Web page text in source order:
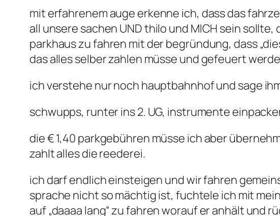
mit erfahrenem auge erkenne ich, dass das
all unsere sachen UND thilo und MICH sein
parkhaus zu fahren mit der begründung, dass
das alles selber zahlen müsse und gefeuert
ich verstehe nur noch hauptbahnhof und sage
schwupps, runter ins 2. UG, instrumente
die € 1,40 parkgebühren müsse ich aber
zahlt alles die reederei.
ich darf endlich einsteigen und wir fahren
sprache nicht so mächtig ist, fuchtele ich mit
auf „daaaa lang“ zu fahren worauf er anhält und